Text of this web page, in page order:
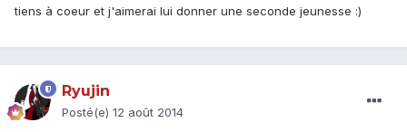
tiens à coeur et j'aimerai lui donner une seconde jeunesse :)
Ryujin
Posté(e) 12 août 2014